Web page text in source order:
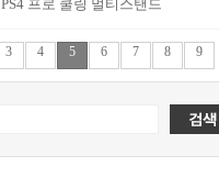
PS4 프로 쿨링 멀티스탠드
3 4 5 6 7 8 9